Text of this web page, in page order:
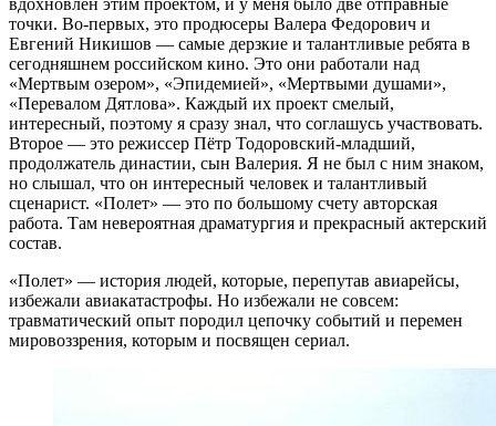
точки. Во-первых, это продюсеры Валера Федорович и
Евгений Никишов — самые дерзкие и талантливые ребята в
сегодняшнем российском кино. Это они работали над
«Мертвым озером», «Эпидемией», «Мертвыми душами»,
«Перевалом Дятлова». Каждый их проект смелый,
интересный, поэтому я сразу знал, что соглашусь участвовать.
Второе — это режиссер Пётр Тодоровский-младший,
продолжатель династии, сын Валерия. Я не был с ним знаком,
но слышал, что он интересный человек и талантливый
сценарист. «Полет» — это по большому счету авторская
работа. Там невероятная драматургия и прекрасный актерский
состав.
«Полет» — история людей, которые, перепутав авиарейсы,
избежали авиакатастрофы. Но избежали не совсем:
травматический опыт породил цепочку событий и перемен
мировоззрения, которым и посвящен сериал.